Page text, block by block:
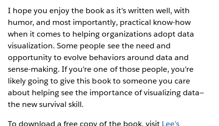
I hope you enjoy the book as it's written well, with
humor, and most importantly, practical know-how
when it comes to helping organizations adopt data
visualization. Some people see the need and
opportunity to evolve behaviors around data and
sense-making. If you're one of those people, you're
likely going to give this book to someone you care
about helping see the importance of visualizing data—
the new survival skill.
To download a free copy of the book, visit Lee’s